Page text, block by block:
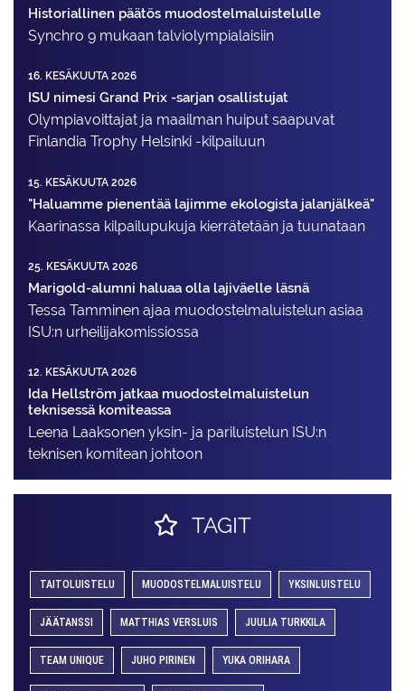
Historiallinen päätös muodostelmaluistelulle
Synchro 9 mukaan talviolympialaisiin
16. KESÄKUUTA 2026
ISU nimesi Grand Prix -sarjan osallistujat
Olympiavoittajat ja maailman huiput saapuvat
Finlandia Trophy Helsinki -kilpailuun
15. KESÄKUUTA 2026
"Haluamme pienentää lajimme ekologista jalanjälkeä"
Kaarinassa kilpailupukuja kierrätetään ja tuunataan
25. KESÄKUUTA 2026
Marigold-alumni haluaa olla lajiväelle läsnä
Tessa Tamminen ajaa muodostelma­luistelun asiaa
ISU:n urheilija­komissiossa
12. KESÄKUUTA 2026
Ida Hellström jatkaa muodostelmaluistelun
teknisessä komiteassa
Leena Laaksonen yksin- ja pariluistelun ISU:n
teknisen komitean johtoon
TAGIT
TAITOLUISTELU MUODOSTELMALUISTELU YKSINLUISTELU
JÄÄTANSSI MATTHIAS VERSLUIS JUULIA TURKKILA
TEAM UNIQUE JUHO PIRINEN YUKA ORIHARA